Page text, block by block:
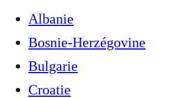
Albanie
Bosnie-Herzégovine
Bulgarie
Croatie